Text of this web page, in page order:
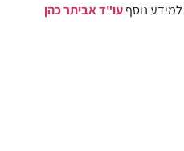
נוסףעו"ד אביתר כהן